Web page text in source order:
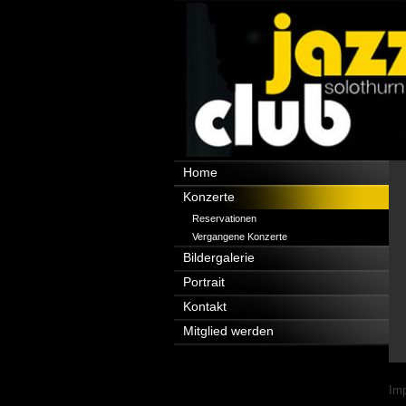
Navigation
überspringen
Home
Konzerte
Reservationen
Vergangene Konzerte
Bildergalerie
Portrait
Kontakt
Mitglied werden